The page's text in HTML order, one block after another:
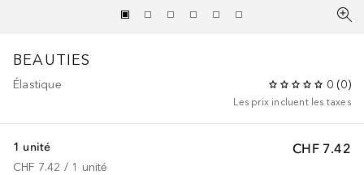
BEAUTIES
Élastique 0 (0)
Les prix incluent les taxes
CHF 7.42
1 unité
CHF 7.42 / 1 unité